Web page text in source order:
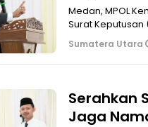
Medan, MPOL Kementerian Agama secara resmi menyerahkan
Surat Keputusan
Tahun 2024
Sumatera Utara
Serahkan
Jaga